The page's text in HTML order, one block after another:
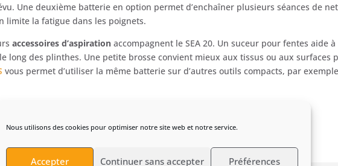
Nous utilisons des cookies pour optimiser notre site web et notre service.
Accepter Continuer sans accepter Préférences
Une deuxième batterie en option permet d’enchaîner plusieurs séances de
limite la fatigue dans les poignets.
accessoires d’aspiration accompagnent le SEA 20. Un suceur pour fentes aide
long des plinthes. Une petite brosse convient mieux aux tissus ou aux surfaces
vous permet d’utiliser la même batterie sur d’autres outils compacts, par